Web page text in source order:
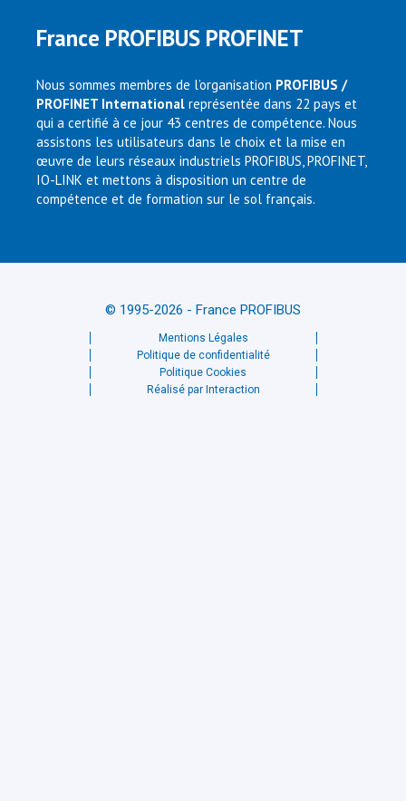
France PROFIBUS PROFINET
Nous sommes membres de l’organisation PROFIBUS /
PROFINET International représentée dans 22 pays et
qui a certifié à ce jour 43 centres de compétence. Nous
assistons les utilisateurs dans le choix et la mise en
œuvre de leurs réseaux industriels PROFIBUS, PROFINET,
IO-LINK et mettons à disposition un centre de
compétence et de formation sur le sol français.
© 1995-2026 - France PROFIBUS
Mentions Légales
Politique de confidentialité
Politique Cookies
Réalisé par Interaction